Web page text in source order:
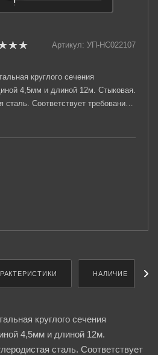
Артикул: УП-НС022107
круглого сечения
4,5мм и длиной 12м. Стыковая.
сталь. Соответствует требованиям
пакет: вес - 4,278тн.,
НАЛИЧИЕ
круглого сечения
4,5мм и длиной 12м.
сталь. Соответствует